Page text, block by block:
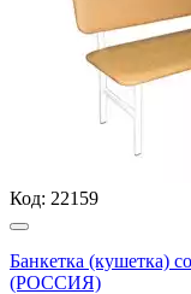
Код: 22159
Банкетка (кушетка)
(РОССИЯ)